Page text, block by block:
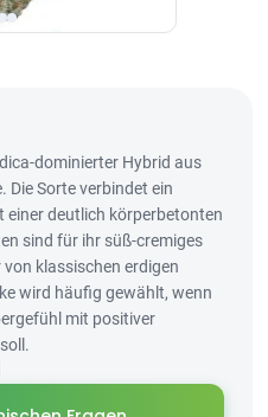
dominierter Hybrid aus
Die Sorte verbindet ein
deutlich körperbetonten
sind für ihr süß-cremiges
klassischen erdigen
wird häufig gewählt, wenn
mit positiver